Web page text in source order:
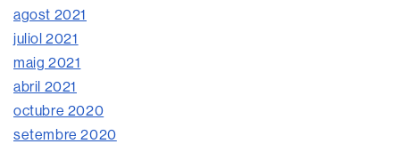
agost 2021
juliol 2021
maig 2021
abril 2021
octubre 2020
setembre 2020